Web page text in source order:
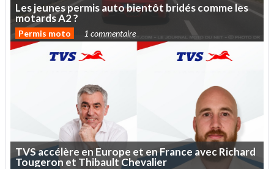
Lesjeunespermisautobientôt bridéscommeles
motardsA2?
Permis moto 1 commentaire
TVSaccélère enEurope et enFrance avecRichard
Tougeron et Thibault Chevalier